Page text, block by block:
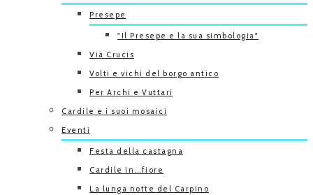
Presepe
"Il Presepe e la sua simbologia"
Via Crucis
Volti e vichi del borgo antico
Per Archi e Vuttari
Cardile e i suoi mosaici
Eventi
Festa della castagna
Cardile in...fiore
La lunga notte del Carpino